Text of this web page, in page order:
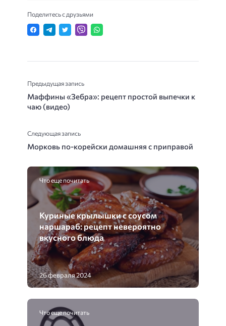
Поделитесь с друзьями
Предыдущая запись
Маффины «Зебра»: рецепт простой выпечки к
чаю (видео)
Следующая запись
Морковь по-корейски домашняя с приправой
Что еще почитать
Куриные крылышки с соусом
наршараб: рецепт невероятно
вкусного блюда
26 февраля 2024
Что еще почитать